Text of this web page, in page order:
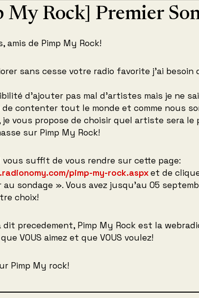
My Rock] Premier
amis de Pimp My Rock!
sans cesse votre radio favorite j’ai besoin
d’ajouter pas mal d’artistes mais je ne
de contenter tout le monde et comme nous
je vous propose de choisir quel artiste sera le
sur Pimp My Rock!
vous suffit de vous rendre sur cette page:
pimp-my-rock.aspxet de
sondage ». Vous avez jusqu’au 05
choix!
dit precedement, Pimp My Rock est la
VOUS aimez et que VOUS voulez!
Pimp My rock!